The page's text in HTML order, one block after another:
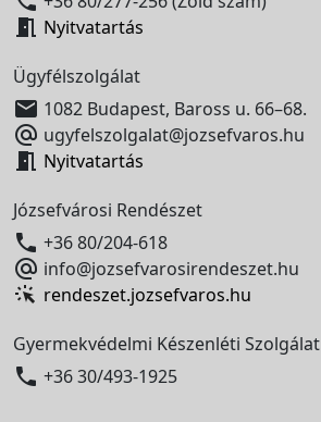
 Nyitvatartás
Ügyfélszolgálat
 1082 Budapest, Baross u. 66–68.
 ugyfelszolgalat@jozsefvaros.hu
 Nyitvatartás
Józsefvárosi Rendészet
 +36 80/204-618
 info@jozsefvarosirendeszet.hu
rendeszet.jozsefvaros.hu
Gyermekvédelmi Készenléti Szolgálat
 +36 30/493-1925